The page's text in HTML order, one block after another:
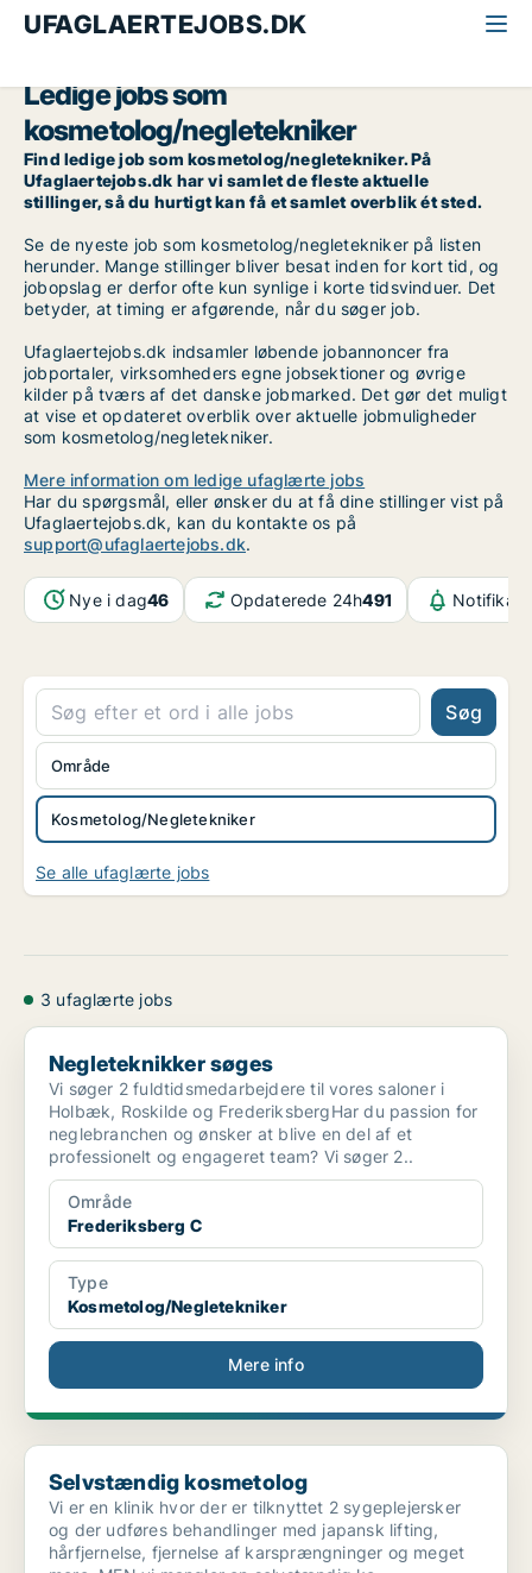
UFAGLAERTEJOBS.DK
Ledige jobs som
kosmetolog/negletekniker
Find ledige job som kosmetolog/negletekniker. På
Ufaglaertejobs.dk har vi samlet de fleste aktuelle
stillinger, så du hurtigt kan få et samlet overblik ét sted.
Se de nyeste job som kosmetolog/negletekniker på listen
herunder. Mange stillinger bliver besat inden for kort tid, og
jobopslag er derfor ofte kun synlige i korte tidsvinduer. Det
betyder, at timing er afgørende, når du søger job.
Ufaglaertejobs.dk indsamler løbende jobannoncer fra
jobportaler, virksomheders egne jobsektioner og øvrige
kilder på tværs af det danske jobmarked. Det gør det muligt
at vise et opdateret overblik over aktuelle jobmuligheder
som kosmetolog/negletekniker.
Mere information om ledige ufaglærte jobs
Har du spørgsmål, eller ønsker du at få dine stillinger vist på
Ufaglaertejobs.dk, kan du kontakte os på
support@ufaglaertejobs.dk.
Nye i dag46 Opdaterede 24h491
Søg
Kosmetolog/Negletekniker
Område
Se alle ufaglærte jobs
3 ufaglærte jobs
Negleteknikker søges
Negleteknikker søges
Vi søger 2 fuldtidsmedarbejdere til vores saloner i
Holbæk, Roskilde og FrederiksbergHar du passion for
neglebranchen og ønsker at blive en del af et
professionelt og engageret team? Vi søger 2..
Område
Frederiksberg C
Type
Kosmetolog/Negletekniker
Mere info
Selvstændig kosmetolog
Selvstændig kosmetolog
Vi er en klinik hvor der er tilknyttet 2 sygeplejersker
og der udføres behandlinger med japansk lifting,
hårfjernelse, fjernelse af karsprængninger og meget